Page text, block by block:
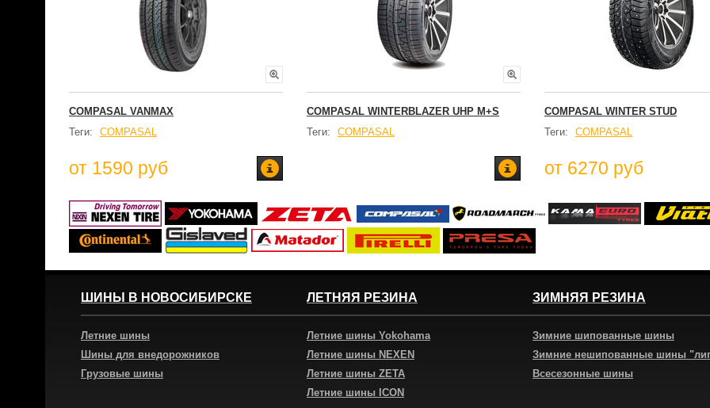
COMPASAL VANMAX
Теги:
COMPASAL
от 1590 руб
COMPASAL WINTERBLAZER UHP M+S
Теги:
COMPASAL
COMPASAL WINTER STUD
Теги:
COMPASAL
от 6270 руб
ШИНЫ В НОВОСИБИРСКЕ
Летние шины
Шины для внедорожников
Грузовые шины
ЛЕТНЯЯ РЕЗИНА
Летние шины Yokohama
Летние шины NEXEN
Летние шины ZETA
Летние шины ICON
ЗИМНЯЯ РЕЗИНА
Зимние шипованные шины
Зимние нешипованные шины
Всесезонные шины